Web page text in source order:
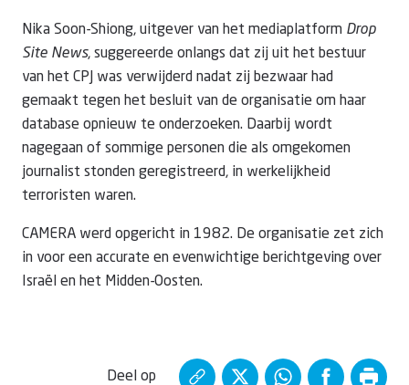
Nika Soon-Shiong, uitgever van het mediaplatform Drop
Site News, suggereerde onlangs dat zij uit het bestuur
van het CPJ was verwijderd nadat zij bezwaar had
gemaakt tegen het besluit van de organisatie om haar
database opnieuw te onderzoeken. Daarbij wordt
nagegaan of sommige personen die als omgekomen
journalist stonden geregistreerd, in werkelijkheid
terroristen waren.
CAMERA werd opgericht in 1982. De organisatie zet zich
in voor een accurate en evenwichtige berichtgeving over
Israël en het Midden-Oosten.
Deel op